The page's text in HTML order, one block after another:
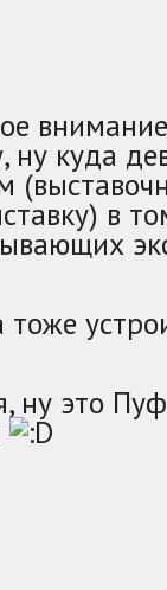
куда
в
тоже
ну это